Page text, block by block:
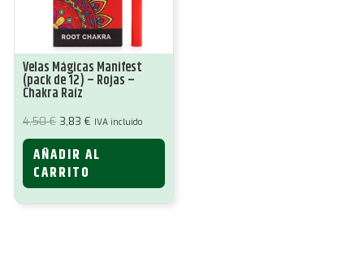
Velas Mágicas Manifest
(pack de 12) – Rojas –
Chakra Raíz
4,50€ El
original
era:
4,50 €.
3,83 € El
actual
es:
3,83 €.
IVA incluido
AÑADIR AL
CARRITO